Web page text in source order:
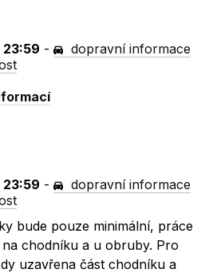
23:59 -
dopravní informace
23:59 -
dopravní informace
bude pouze minimální, práce
chodníku a u obruby. Pro
uzavřena část chodníku a